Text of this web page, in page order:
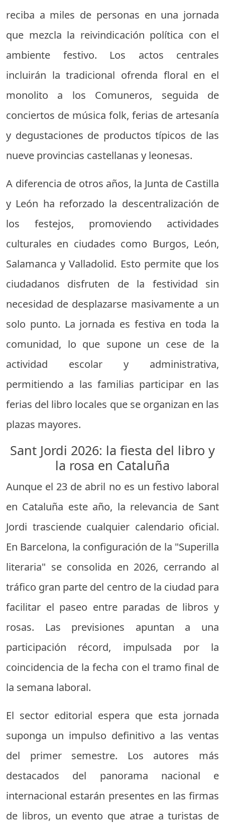
reciba a miles de personas en una jornada
que mezcla la reivindicación política con el
ambiente festivo. Los actos centrales
incluirán la tradicional ofrenda floral en el
monolito a los Comuneros, seguida de
conciertos de música folk, ferias de artesanía
y degustaciones de productos típicos de las
nueve provincias castellanas y leonesas.
A diferencia de otros años, la Junta de Castilla
y León ha reforzado la descentralización de
los festejos, promoviendo actividades
culturales en ciudades como Burgos, León,
Salamanca y Valladolid. Esto permite que los
ciudadanos disfruten de la festividad sin
necesidad de desplazarse masivamente a un
solo punto. La jornada es festiva en toda la
comunidad, lo que supone un cese de la
actividad escolar y administrativa,
permitiendo a las familias participar en las
ferias del libro locales que se organizan en las
plazas mayores.
Sant Jordi 2026: la fiesta del libro y
la rosa en Cataluña
Aunque el 23 de abril no es un festivo laboral
en Cataluña este año, la relevancia de Sant
Jordi trasciende cualquier calendario oficial.
En Barcelona, la configuración de la "Superilla
literaria" se consolida en 2026, cerrando al
tráfico gran parte del centro de la ciudad para
facilitar el paseo entre paradas de libros y
rosas. Las previsiones apuntan a una
participación récord, impulsada por la
coincidencia de la fecha con el tramo final de
la semana laboral.
El sector editorial espera que esta jornada
suponga un impulso definitivo a las ventas
del primer semestre. Los autores más
destacados del panorama nacional e
internacional estarán presentes en las firmas
de libros, un evento que atrae a turistas de